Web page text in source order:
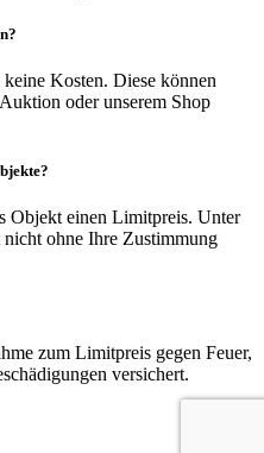
Kosten. Diese können
oder unserem Shop
Objekt einen Limitpreis. Unter
ohne Ihre Zustimmung
zum Limitpreis gegen Feuer,
versichert.